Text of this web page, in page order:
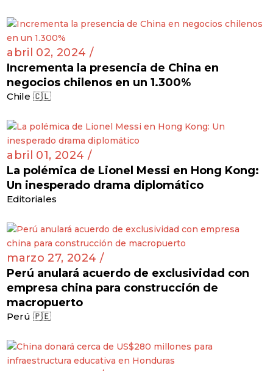
abril 02, 2024 /
Incrementa la presencia de China en
negocios chilenos en un 1.300%
Chile 🇨🇱
abril 01, 2024 /
La polémica de Lionel Messi en Hong Kong:
Un inesperado drama diplomático
Editoriales
marzo 27, 2024 /
Perú anulará acuerdo de exclusividad con
empresa china para construcción de
macropuerto
Perú 🇵🇪